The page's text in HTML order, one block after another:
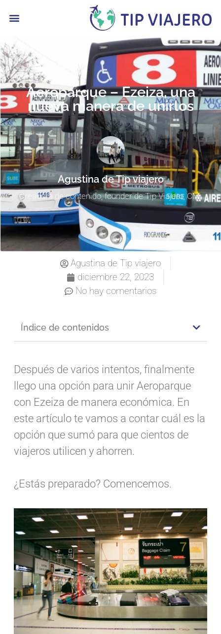
Aeroparque – Ezeiza, una
nueva manera de unirlos
Agustina de Tip viajero
Creadora de contenido, founder de Tip Viajero, CM.
Agustina de Tip viajero
diciembre 22, 2023
No hay comentarios
Índice de contenidos
Después de varios intentos, finalmente
llego una opción para unir Aeroparque
con Ezeiza de manera económica. En
este artículo te vamos a contar cuál es la
opción que sumó para que cientos de
viajeros utilicen y ahorren.
¿Estás preparado? Comencemos.